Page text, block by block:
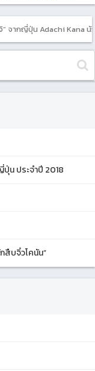
” จากญี่ปุ่น Adachi Kana
น ประจำปี 2018
สืบจิ๋วโคนัน”